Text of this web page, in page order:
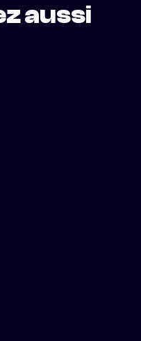
aussi